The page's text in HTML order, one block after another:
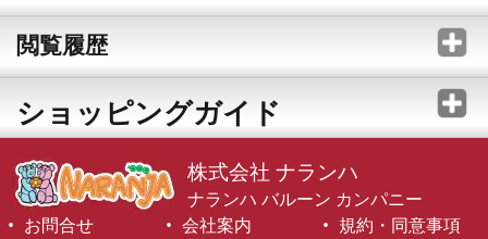
閲覧履歴
ショッピングガイド
株式会社 ナランハ
ナランハ バルーン カンパニー
お問合せ
会社案内 規約・同意事項